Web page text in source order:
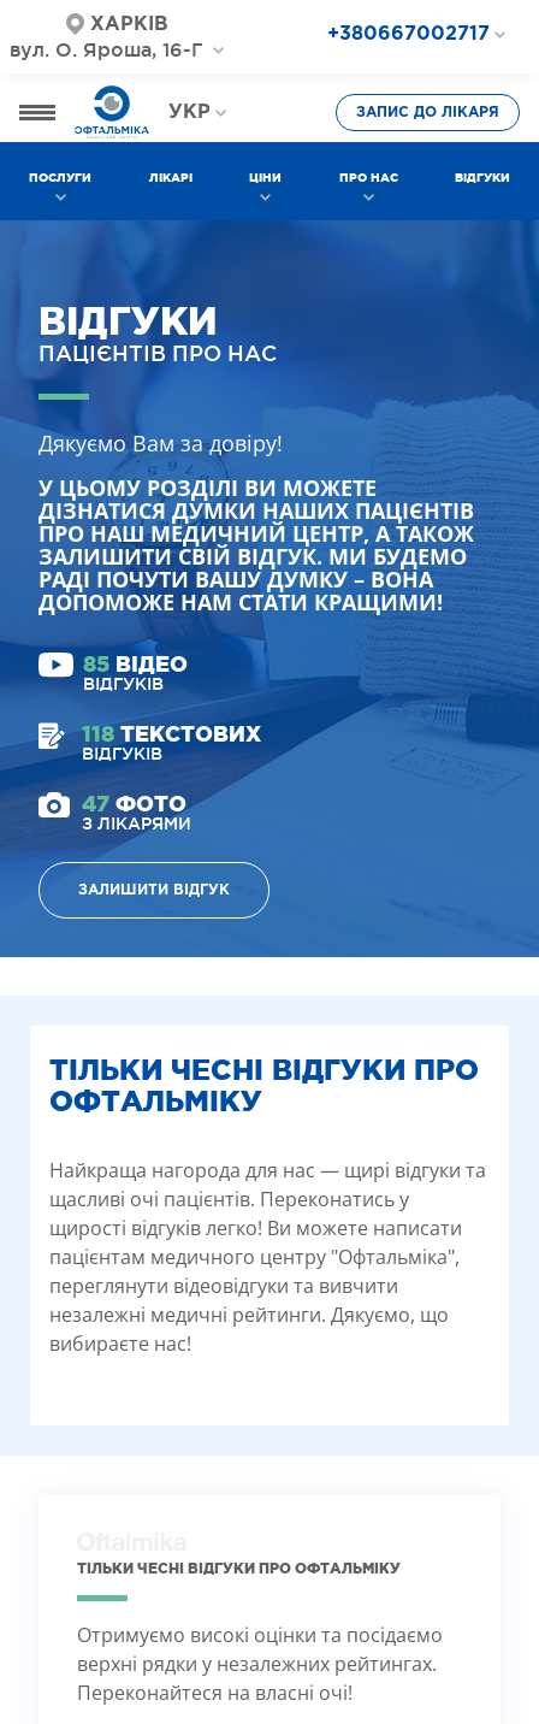
ХАРКІВ
вул. О. Яроша, 16-Г
+380667002717
+380577002717
УКР
РОС
ЗАПИС ДО ЛІКАРЯ
ПОСЛУГИ ЛІКАРІ ЦІНИ ПРО НАС ВІДГУКИ
ВІДГУКИ
ПАЦІЄНТІВ ПРО НАС
Дякуємо Вам за довіру!
У ЦЬОМУ РОЗДІЛІ ВИ МОЖЕТЕ
ДІЗНАТИСЯ ДУМКИ НАШИХ ПАЦІЄНТІВ
ПРО НАШ МЕДИЧНИЙ ЦЕНТР, А ТАКОЖ
ЗАЛИШИТИ СВІЙ ВІДГУК. МИ БУДЕМО
РАДІ ПОЧУТИ ВАШУ ДУМКУ – ВОНА
ДОПОМОЖЕ НАМ СТАТИ КРАЩИМИ!
85 ВІДЕО
ВІДГУКІВ
118 ТЕКСТОВИХ
ВІДГУКІВ
47 ФОТО
З ЛІКАРЯМИ
ЗАЛИШИТИ ВІДГУК
ТІЛЬКИ ЧЕСНІ ВІДГУКИ ПРО
ОФТАЛЬМІКУ
Найкраща нагорода для нас — щирі відгуки та
щасливі очі пацієнтів. Переконатись у
щирості відгуків легко! Ви можете написати
пацієнтам медичного центру "Офтальміка",
переглянути відеовідгуки та вивчити
незалежні медичні рейтинги. Дякуємо, що
вибираєте нас!
ТІЛЬКИ ЧЕСНІ ВІДГУКИ ПРО ОФТАЛЬМІКУ
Отримуємо високі оцінки та посідаємо
верхні рядки у незалежних рейтингах.
Переконайтеся на власні очі!